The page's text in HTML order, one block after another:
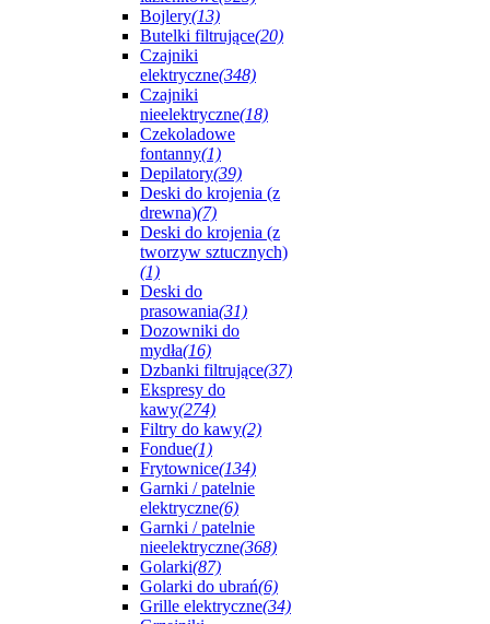
Bojlery(13)
Butelki filtrujące(20)
Czajniki
elektryczne(348)
Czajniki
nieelektryczne(18)
Czekoladowe
fontanny(1)
Depilatory(39)
Deski do krojenia (z
drewna)(7)
Deski do krojenia (z
tworzyw sztucznych)
(1)
Deski do
prasowania(31)
Dozowniki do
mydła(16)
Dzbanki filtrujące(37)
Ekspresy do
kawy(274)
Filtry do kawy(2)
Fondue(1)
Frytownice(134)
Garnki / patelnie
elektryczne(6)
Garnki / patelnie
nieelektryczne(368)
Golarki(87)
Golarki do ubrań(6)
Grille elektryczne(34)